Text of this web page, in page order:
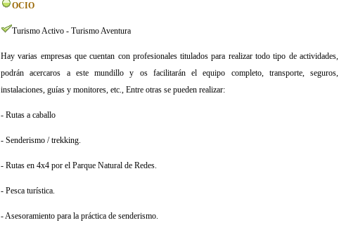
OCIO
Turismo Activo - Turismo Aventura
Hay varias empresas que cuentan con profesionales titulados para realizar todo tipo de actividades,
podrán acercaros a este mundillo y os facilitarán el equipo completo, transporte, seguros,
instalaciones, guías y monitores, etc., Entre otras se pueden realizar:
- Rutas a caballo
- Senderismo / trekking.
- Rutas en 4x4 por el Parque Natural de Redes.
- Pesca turística.
- Asesoramiento para la práctica de senderismo.